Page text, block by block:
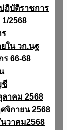
ฏิบัติราชการ
1/2568
ใน วก.นฐ
66-68
ชี
ลาคม 2568
จิกายน 2568
วาคม2568